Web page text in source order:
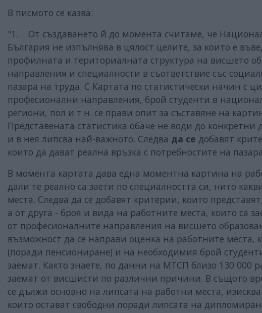
В писмото се казва:
"1. От създаването й до момента считаме, че
България не изпълнява в цялост целите, за които е
профилната и териториалната структура на висшето
направления и специалности в съответствие със
пазара на труда. С Картата по статистически начин с
професионални направления, брой студенти в
региони, пол и т.н. се прави опит за съставяне на
Представената статистика обаче не води до
и в нея липсва най-важното. Следва да се добавят
които да дават реална връзка с потребностите на
В момента картата дава една моментна картина на
дали те реално са заети по специалността си, нито
места. Следва да се добавят критерии, които
а от друга - броя и вида на работните места, които са
от професионалните направления на висшето
възможност да се направи оценка на работните места,
(поради пенсиониране) и на необходимия брой
заемат. Както знаете, по данни на МТСП близо 130 000
заемат от висшисти по различни причини. В същото
се дължи основно на липсата на работни места,
които остават свободни поради липсата на